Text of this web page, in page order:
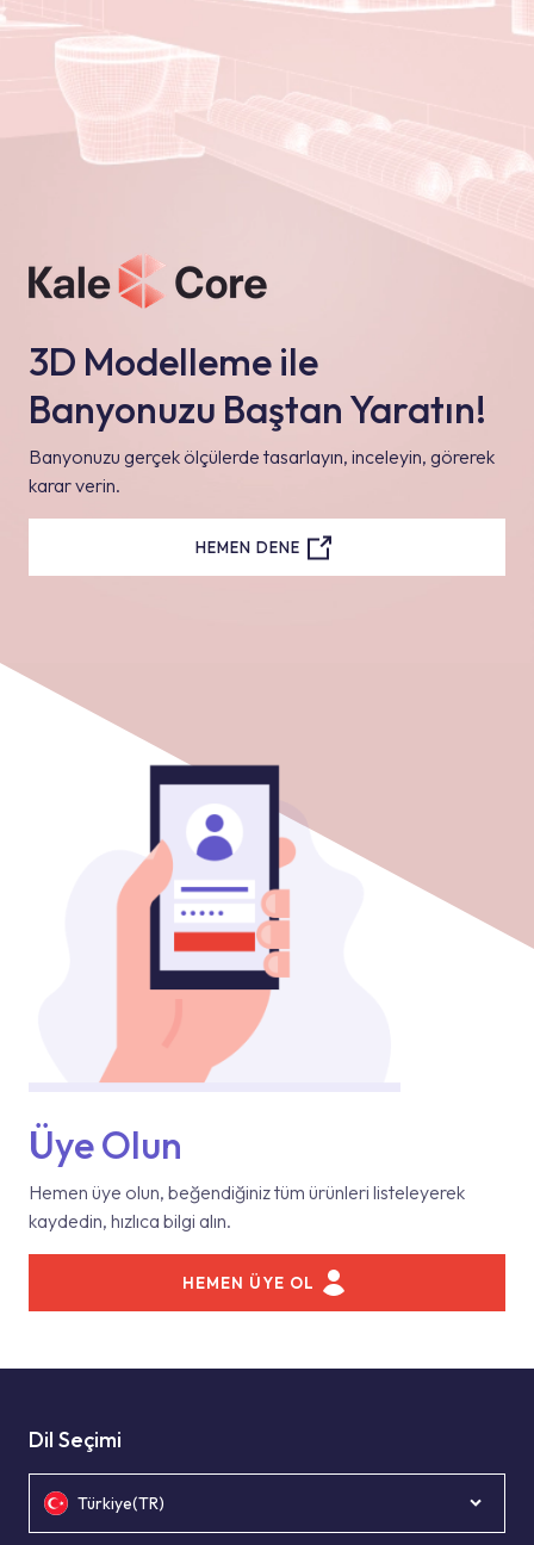
3D Modelleme ile
Banyonuzu Baştan Yaratın!
Banyonuzu gerçek ölçülerde tasarlayın, inceleyin, görerek
karar verin.
HEMEN DENE
Üye Olun
Hemen üye olun, beğendiğiniz tüm ürünleri listeleyerek
kaydedin, hızlıca bilgi alın.
HEMEN ÜYE OL
Dil Seçimi
Türkiye(TR)